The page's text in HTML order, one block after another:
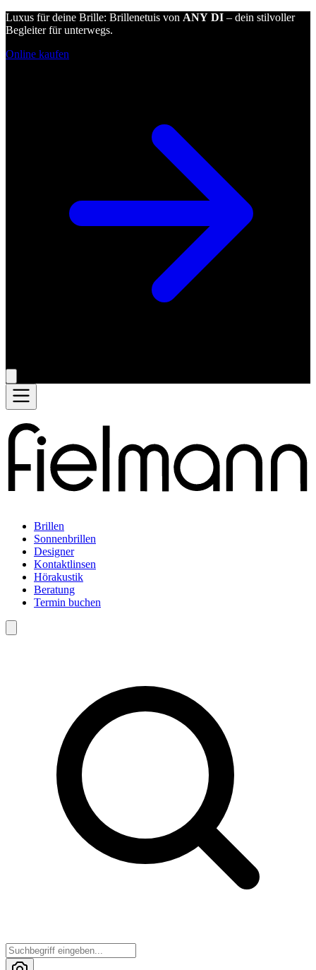
Luxus für deine Brille: Brillenetuis von ANY DI – dein stilvoller
Begleiter für unterwegs.
Online kaufen
Brillen
Sonnenbrillen
Designer
Kontaktlinsen
Hörakustik
Beratung
Termin buchen